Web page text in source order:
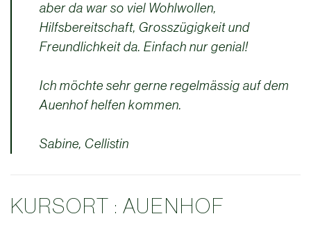
aber da war so viel Wohlwollen,
Hilfsbereitschaft, Grosszügigkeit und
Freundlichkeit da. Einfach nur genial!
Ich möchte sehr gerne regelmässig auf dem
Auenhof helfen kommen.
Sabine, Cellistin
KURSORT : AUENHOF